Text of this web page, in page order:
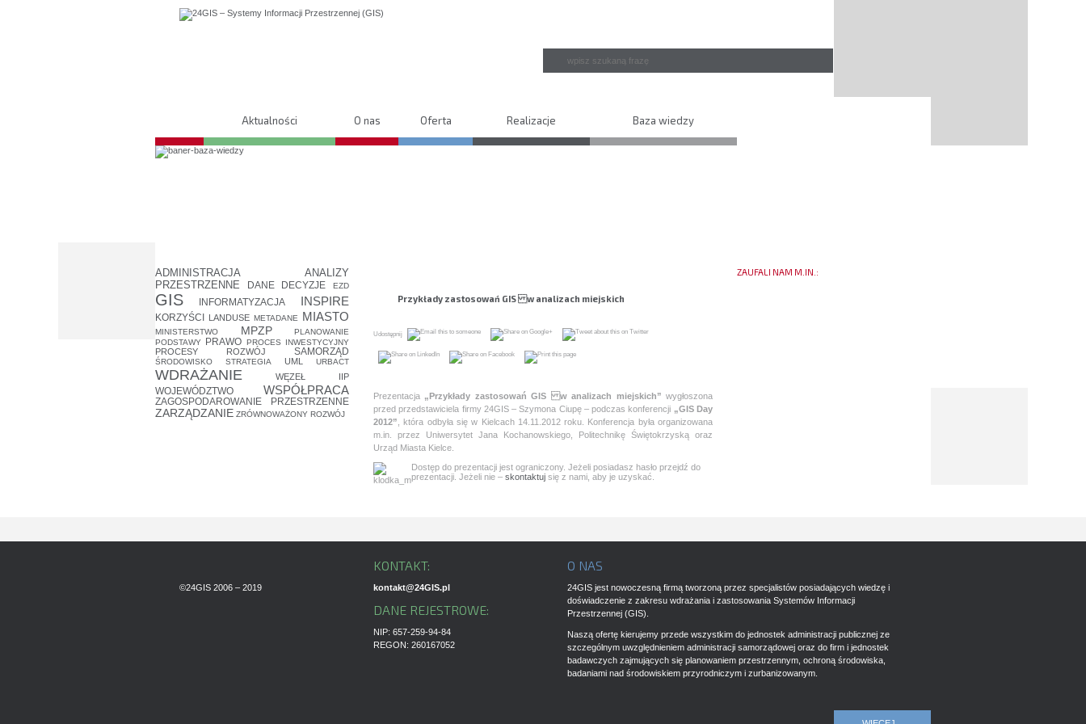
Aktualności O nas Oferta Realizacje Baza wiedzy
ADMINISTRACJA
ANALIZY
PRZESTRZENNE
DANE DECYZJE EZD
GIS INFORMATYZACJA INSPIRE
KORZYŚCI LANDUSE METADANE MIASTO
MINISTERSTWO MPZP
PLANOWANIE
PODSTAWY
PRAWO PROCES INWESTYCYJNY
PROCESY ROZWÓJ SAMORZĄD
ŚRODOWISKO STRATEGIA UML URBACT
WDRAŻANIE
WĘZEŁ IIP
WOJEWÓDZTWO
WSPÓŁPRACA
ZAGOSPODAROWANIE PRZESTRZENNE
ZARZĄDZANIE ZRÓWNOWAŻONY ROZWÓJ
Przykłady zastosowań GIS w analizach miejskich
Udostępnij
Prezentacja „Przykłady zastosowań GIS w analizach miejskich” wygłoszona
przed przedstawiciela firmy 24GIS – Szymona Ciupę – podczas konferencji „GIS Day
2012” , która odbyła się w Kielcach 14.11.2012 roku. Konferencja była organizowana
m.in. przez Uniwersytet Jana Kochanowskiego, Politechnikę Świętokrzyską oraz
Urząd Miasta Kielce.
Dostęp do prezentacji jest ograniczony. Jeżeli posiadasz hasło przejdź do
prezentacji. Jeżeli nie – skontaktuj się z nami, aby je uzyskać.
ZAUFALI NAM M.IN.:
©24GIS 2006 – 2019
KONTAKT:
kontakt@24GIS.pl
DANE REJESTROWE:
NIP: 657-259-94-84
REGON: 260167052
O NAS
24GIS jest nowoczesną firmą tworzoną przez specjalistów posiadających wiedzę i
doświadczenie z zakresu wdrażania i zastosowania Systemów Informacji
Przestrzennej (GIS).
Naszą ofertę kierujemy przede wszystkim do jednostek administracji publicznej ze
szczególnym uwzględnieniem administracji samorządowej oraz do firm i jednostek
badawczych zajmujących się planowaniem przestrzennym, ochroną środowiska,
badaniami nad środowiskiem przyrodniczym i zurbanizowanym.